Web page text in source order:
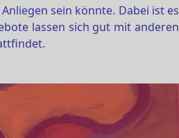
sein könnte. Dabei ist es
lassen sich gut mit anderen